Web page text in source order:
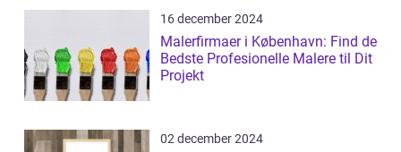
16 december 2024
Malerfirmaer i København: Find de
Bedste Profesionelle Malere til Dit
Projekt
02 december 2024